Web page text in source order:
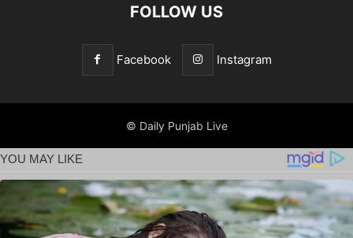
FOLLOW US
Facebook Instagram
© Daily Punjab Live